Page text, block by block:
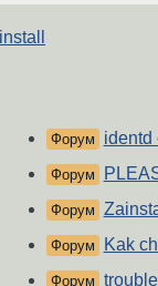
Форум identd
Форум
Форум
Форум Kak
Форум